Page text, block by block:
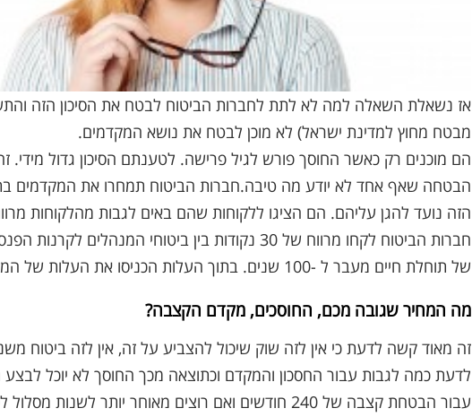
אז נשאלת השאלה למה לא לתת לחברות הביטוח לבטח את הסיכון הזה
מבטח מחוץ למדינת ישראל) לא מוכן לבטח את נושא המקדמים.
הם מוכנים רק כאשר החוסך פורש לגיל פרישה. לטענתם הסיכון גדול מידי.
הבטחה שאף אחד לא יודע מה טיבה.חברות הביטוח תמחרו את המקדמים
הזה נועד להגן עליהם. הם הציגו ללקוחות שהם באים לגבות מהלקוחות
חברות הביטוח לקחו מרווח של 30 נקודות בין ביטוחי
של תוחלת חיים מעבר ל -100 שנים. בתוך העלות הכניסו את העלות של המקדם.
מה המחיר שגובה מכם, החוסכים, מקדם הקצבה?
זה מאוד קשה לדעת כי אין לזה שוק שיכול להצביע על זה, אין לזה ביטוח
לדעת כמה לגבות עבור החסכון והמקדם וכתוצאה מכך החוסך לא יוכל